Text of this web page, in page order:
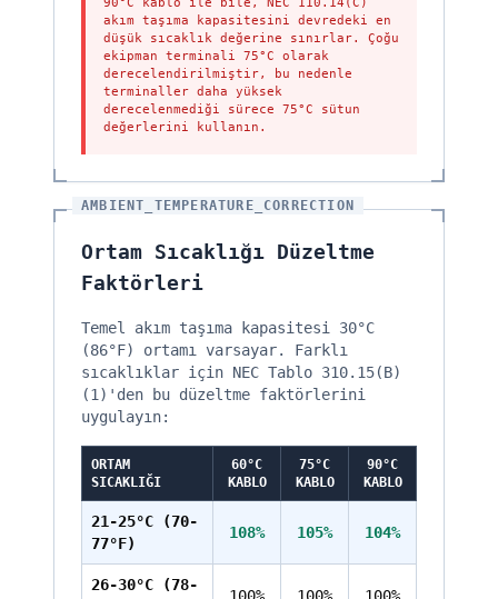
akım taşıma kapasitesini devredeki en
düşük sıcaklık değerine sınırlar. Çoğu
ekipman terminali 75°C olarak
derecelendirilmiştir, bu nedenle
terminaller daha yüksek
derecelenmediği sürece 75°C sütun
değerlerini kullanın.
AMBIENT_TEMPERATURE_CORRECTION
Ortam Sıcaklığı Düzeltme
Faktörleri
Temel akım taşıma kapasitesi 30°C
(86°F) ortamı varsayar. Farklı
sıcaklıklar için NEC Tablo 310.15(B)
(1)'den bu düzeltme faktörlerini
uygulayın:
ORTAM
SICAKLIĞI
60°C
KABLO
75°C
KABLO
90°C
KABLO
21-25°C (70-
77°F)
108% 105% 104%
26-30°C (78-